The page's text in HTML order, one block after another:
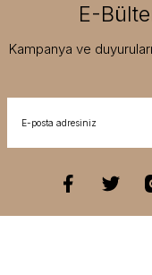
E-
Kampanya ve